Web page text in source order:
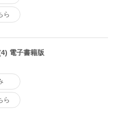
ら
電子書籍版
ら